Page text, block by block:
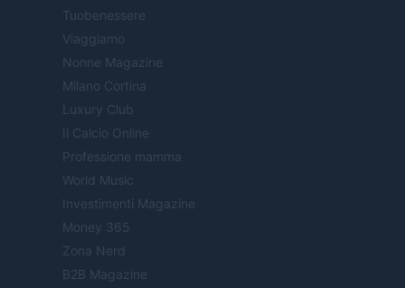
Tuobenessere
Viaggiamo
Nonne Magazine
Milano Cortina
Luxury Club
Il Calcio Online
Professione mamma
World Music
Investimenti Magazine
Money 365
Zona Nerd
B2B Magazine